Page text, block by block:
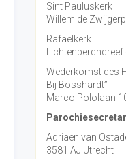
Sint Pauluskerk
Willem de
Rafaëlkerk
Lichtenberchdreef
Wederkomst des
Bij Bosshardt”
Marco Pololaan
Adriaen van
3581 AJ Utrecht